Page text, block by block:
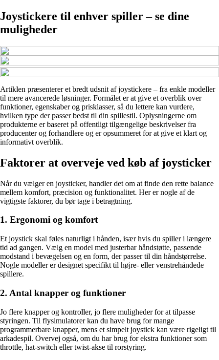
Joystickere til enhver spiller – se dine
muligheder
Artiklen præsenterer et bredt udsnit af joystickere – fra enkle modeller
til mere avancerede løsninger. Formålet er at give et overblik over
funktioner, egenskaber og prisklasser, så du lettere kan vurdere,
hvilken type der passer bedst til din spillestil. Oplysningerne om
produkterne er baseret på offentligt tilgængelige beskrivelser fra
producenter og forhandlere og er opsummeret for at give et klart og
informativt overblik.
Faktorer at overveje ved køb af joysticker
Når du vælger en joysticker, handler det om at finde den rette balance
mellem komfort, præcision og funktionalitet. Her er nogle af de
vigtigste faktorer, du bør tage i betragtning.
1. Ergonomi og komfort
Et joystick skal føles naturligt i hånden, især hvis du spiller i længere
tid ad gangen. Vælg en model med justerbar håndstøtte, passende
modstand i bevægelsen og en form, der passer til din håndstørrelse.
Nogle modeller er designet specifikt til højre- eller venstrehåndede
spillere.
2. Antal knapper og funktioner
Jo flere knapper og kontroller, jo flere muligheder for at tilpasse
styringen. Til flysimulatorer kan du have brug for mange
programmerbare knapper, mens et simpelt joystick kan være rigeligt til
arkadespil. Overvej også, om du har brug for ekstra funktioner som
throttle, hat-switch eller twist-akse til rorstyring.